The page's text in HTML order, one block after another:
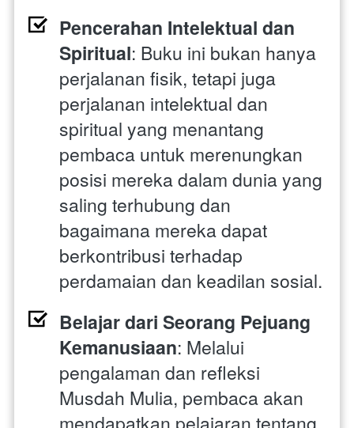
Pencerahan Intelektual dan
Spiritual: Buku ini bukan hanya
perjalanan fisik, tetapi juga
perjalanan intelektual dan
spiritual yang menantang
pembaca untuk merenungkan
posisi mereka dalam dunia yang
saling terhubung dan
bagaimana mereka dapat
berkontribusi terhadap
perdamaian dan keadilan sosial.
Belajar dari Seorang Pejuang
Kemanusiaan: Melalui
pengalaman dan refleksi
Musdah Mulia, pembaca akan
mendapatkan pelajaran tentang